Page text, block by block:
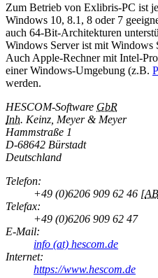
Zum Betrieb von Exlibris-PC ist
Windows 10, 8.1, 8 oder 7
auch 64-Bit-Architekturen
Windows Server ist mit Windows
Auch Apple-Rechner mit Intel-
einer Windows-Umgebung (z.B.
werden.
HESCOM-Software GbR
Inh. Keinz, Meyer & Meyer
Hammstraße 1
D-68642 Bürstadt
Deutschland
Telefon:
+49 (0)6206 909 62 46 [AB
Telefax:
+49 (0)6206 909 62 47
E-Mail:
info (at) hescom.de
Internet:
https://www.hescom.de